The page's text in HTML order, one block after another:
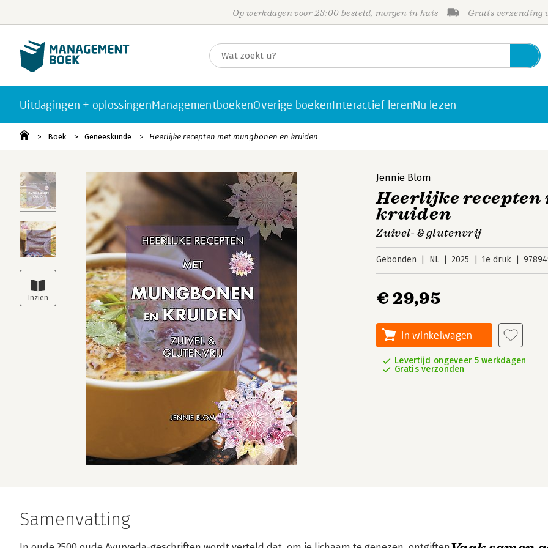
Op werkdagen voor 23:00 besteld, morgen in huis Gratis verzending
Uitdagingen + oplossingenManagementboekenOverige boekenInteractief lerenNu lezen
Boek Geneeskunde Heerlijke recepten met mungbonen en kruiden
Jennie Blom
Heerlijke recepten
kruiden
Zuivel- & glutenvrij
Gebonden NL 2025 1e druk
€ 29,95
In winkelwagen
Levertijd ongeveer 5 werkdagen
Gratis verzonden
Samenvatting